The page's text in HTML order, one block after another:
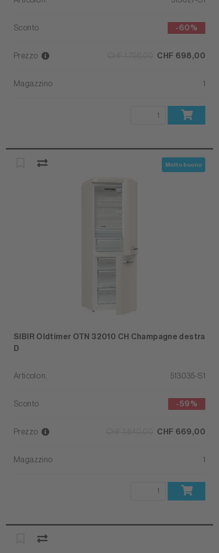
Sconto -60%
Prezzo CHF 698,00
Magazzino 1
Molto buono
SIBIR Oldtimer OTN 32010 CH Champagne destra
D
Articolo n. 513035-S1
Sconto -59%
Prezzo CHF 669,00
Magazzino 1